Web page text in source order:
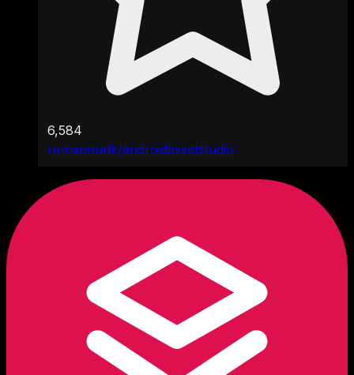
romannurik/androidassetstudio
6,584